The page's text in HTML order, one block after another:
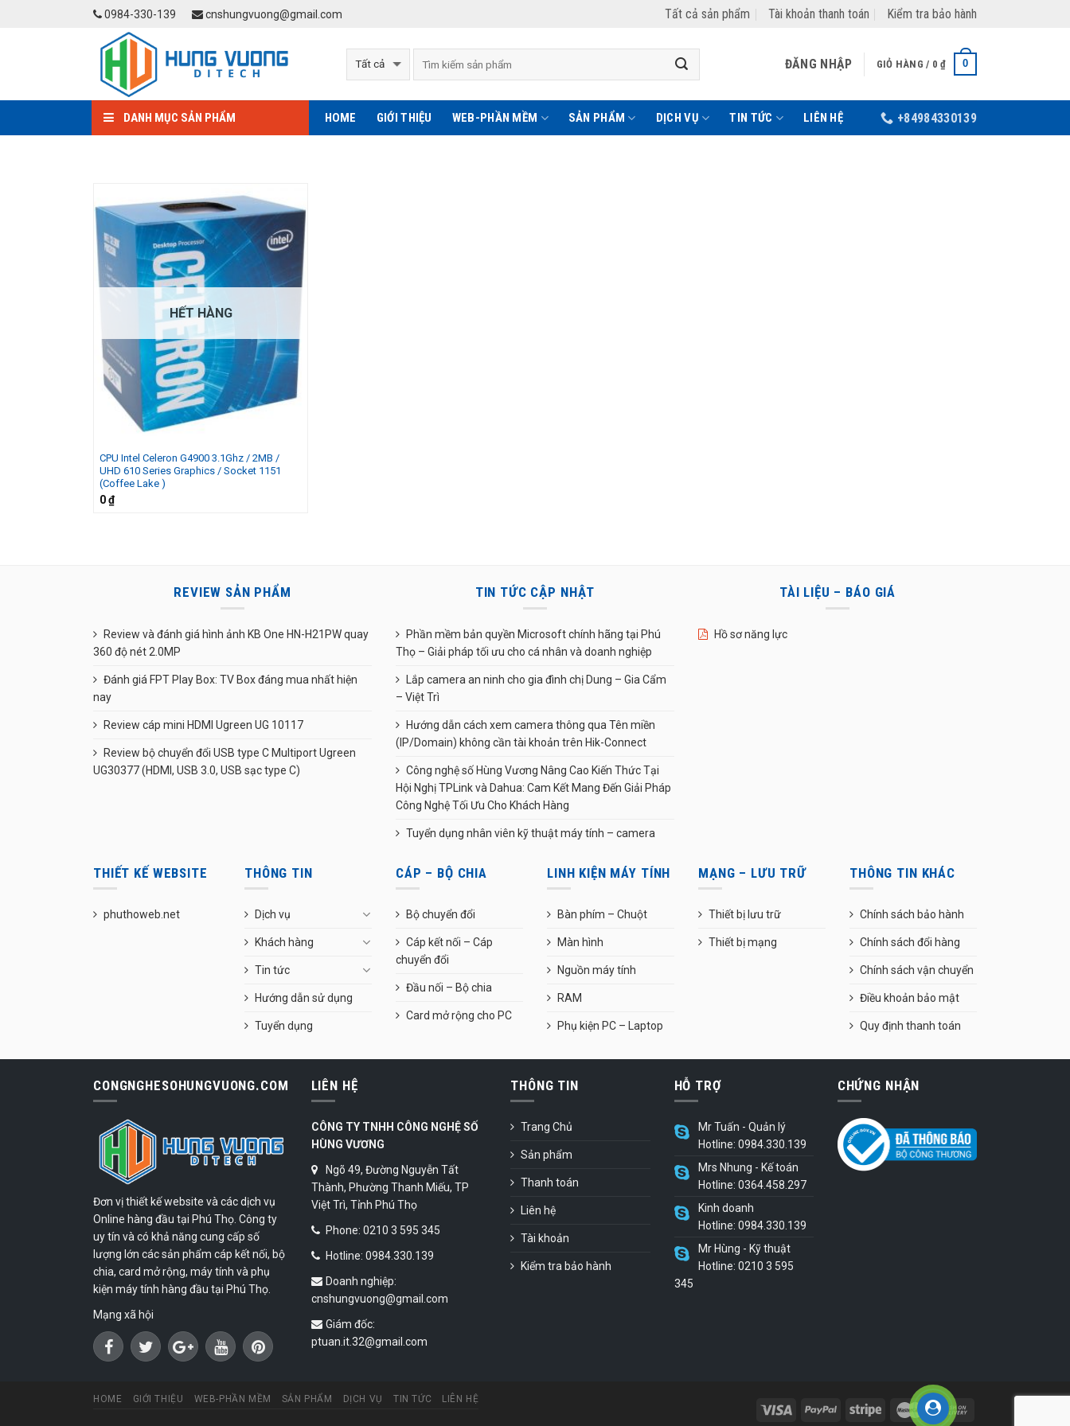
0984-330-139 cnshungvuong@gmail.com Tất cả sản phẩm Tài khoản thanh toán Kiểm tra bảo hành
ĐĂNG NHẬP GIỎ HÀNG / 0₫ 0
DANH MỤC SẢN PHẨM HOME GIỚI THIỆU WEB-PHẦN MỀM SẢN PHẨM DỊCH VỤ TIN TỨC LIÊN HỆ +84984330139
HẾT HÀNG
CPU Intel Celeron G4900 3.1Ghz / 2MB /
UHD 610 Series Graphics / Socket 1151
(Coffee Lake )
0₫
REVIEW SẢN PHẨM
Review và đánh giá hình ảnh KB One HN-H21PW quay
360 độ nét 2.0MP
Đánh giá FPT Play Box: TV Box đáng mua nhất hiện
nay
Review cáp mini HDMI Ugreen UG 10117
Review bộ chuyển đổi USB type C Multiport Ugreen
UG30377 (HDMI, USB 3.0, USB sạc type C)
TIN TỨC CẬP NHẬT
Phần mềm bản quyền Microsoft chính hãng tại Phú
Thọ – Giải pháp tối ưu cho cá nhân và doanh nghiệp
Lắp camera an ninh cho gia đình chị Dung – Gia Cẩm
– Việt Trì
Hướng dẫn cách xem camera thông qua Tên miền
(IP/Domain) không cần tài khoản trên Hik-Connect
Công nghệ số Hùng Vương Nâng Cao Kiến Thức Tại
Hội Nghị TPLink và Dahua: Cam Kết Mang Đến Giải Pháp
Công Nghệ Tối Ưu Cho Khách Hàng
Tuyển dụng nhân viên kỹ thuật máy tính – camera
TÀI LIỆU – BÁO GIÁ
Hồ sơ năng lực
THIẾT KẾ WEBSITE
phuthoweb.net
THÔNG TIN
Dịch vụ
Khách hàng
Tin tức
Hướng dẫn sử dụng
Tuyển dụng
CÁP – BỘ CHIA
Bộ chuyển đổi
Cáp kết nối – Cáp
chuyển đổi
Đầu nối – Bộ chia
Card mở rộng cho PC
LINH KIỆN MÁY TÍNH
Bàn phím – Chuột
Màn hình
Nguồn máy tính
RAM
Phụ kiện PC – Laptop
MẠNG – LƯU TRỮ
Thiết bị lưu trữ
Thiết bị mạng
THÔNG TIN KHÁC
Chính sách bảo hành
Chính sách đổi hàng
Chính sách vận chuyển
Điều khoản bảo mật
Quy định thanh toán
CONGNGHESOHUNGVUONG.COM
Đơn vị thiết kế website và các dịch vụ
Online hàng đầu tại Phú Thọ. Công ty
uy tín và có khả năng cung cấp số
lượng lớn các sản phẩm cáp kết nối, bộ
chia, card mở rộng, máy tính và phụ
kiện máy tính hàng đầu tại Phú Thọ.
Mạng xã hội
LIÊN HỆ
CÔNG TY TNHH CÔNG NGHỆ SỐ
HÙNG VƯƠNG
Ngõ 49, Đường Nguyễn Tất
Thành, Phường Thanh Miếu, TP
Việt Trì, Tỉnh Phú Thọ
Phone: 0210 3 595 345
Hotline: 0984.330.139
Doanh nghiệp:
cnshungvuong@gmail.com
Giám đốc:
ptuan.it.32@gmail.com
THÔNG TIN
Trang Chủ
Sản phẩm
Thanh toán
Liên hệ
Tài khoản
Kiểm tra bảo hành
HỖ TRỢ
Mr Tuấn - Quản lý
Hotline: 0984.330.139
Mrs Nhung - Kế toán
Hotline: 0364.458.297
Kinh doanh
Hotline: 0984.330.139
Mr Hùng - Kỹ thuật
Hotline: 0210 3 595
345
CHỨNG NHẬN
HOME GIỚI THIỆU WEB-PHẦN MỀM SẢN PHẨM DỊCH VỤ TIN TỨC LIÊN HỆ